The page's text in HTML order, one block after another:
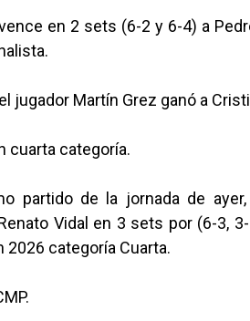
en 2 sets (6-2 y 6-4) a
jugador Martín Grez ganó a
cuarta categoría.
partido de la jornada de
Vidal en 3 sets por (6-3,
2026 categoría Cuarta.